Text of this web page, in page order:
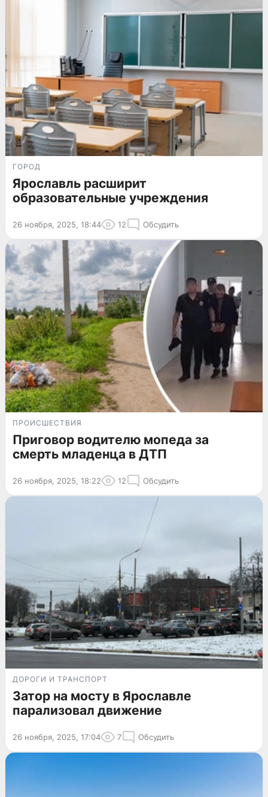
ГОРОД
Ярославль расширит
образовательные учреждения
26 ноября, 2025, 18:44 12 Обсудить
ПРОИСШЕСТВИЯ
Приговор водителю мопеда за
смерть младенца в ДТП
26 ноября, 2025, 18:22 12 Обсудить
ДОРОГИ И ТРАНСПОРТ
Затор на мосту в Ярославле
парализовал движение
26 ноября, 2025, 17:04 7 Обсудить